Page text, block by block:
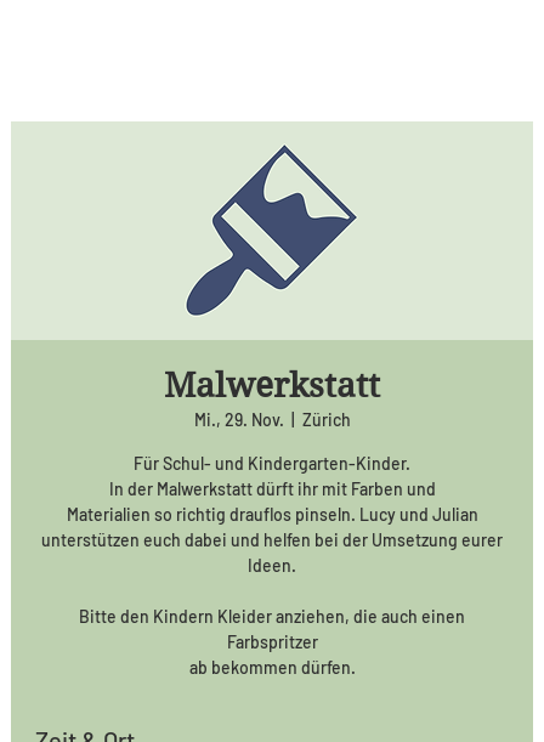
Malwerkstatt
Mi., 29. Nov. Zürich
Für Schul- und Kindergarten-Kinder.
In der Malwerkstatt dürft ihr mit Farben und
Materialien so richtig drauflos pinseln. Lucy und Julian
unterstützen euch dabei und helfen bei der Umsetzung eurer
Ideen.
Bitte den Kindern Kleider anziehen, die auch einen
Farbspritzer
ab bekommen dürfen.